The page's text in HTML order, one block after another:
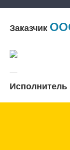
Заказчик
Исполнитель